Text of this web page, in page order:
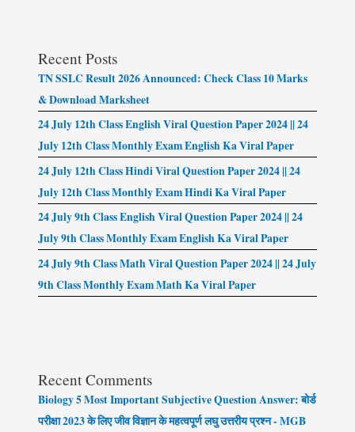
Recent Posts
TN SSLC Result 2026 Announced: Check Class 10 Marks
& Download Marksheet
24 July 12th Class English Viral Question Paper 2024 || 24
July 12th Class Monthly Exam English Ka Viral Paper
24 July 12th Class Hindi Viral Question Paper 2024 || 24
July 12th Class Monthly Exam Hindi Ka Viral Paper
24 July 9th Class English Viral Question Paper 2024 || 24
July 9th Class Monthly Exam English Ka Viral Paper
24 July 9th Class Math Viral Question Paper 2024 || 24 July
9th Class Monthly Exam Math Ka Viral Paper
Recent Comments
Biology 5 Most Important Subjective Question Answer: बोर्ड
परीक्षा 2023 के लिए जीव विज्ञान के महत्वपूर्ण लघु उत्तरीय प्रश्न - MGB